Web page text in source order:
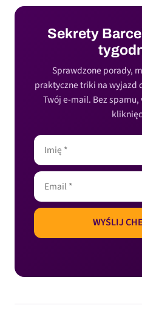
Sekrety
Sprawdzone porady,
praktyczne triki na wyjazd
Twój e-mail. Bez